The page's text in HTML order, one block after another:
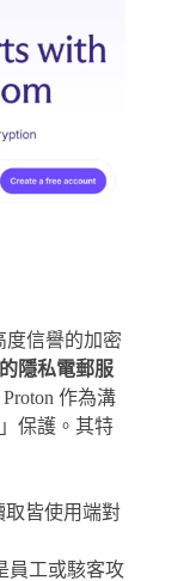
度信譽的加密
隱私電郵服
作為溝
保護。其特
取皆使用端對
員工或駭客攻